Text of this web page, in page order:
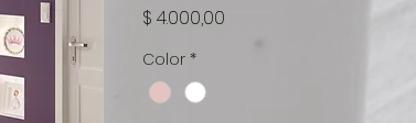
$ 4.000,00
Color *